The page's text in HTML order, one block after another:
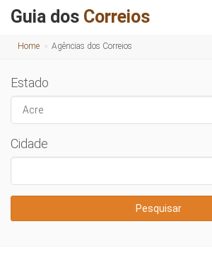
Guia dos Correios
Home Agências dos Correios
Estado
Cidade
Pesquisar